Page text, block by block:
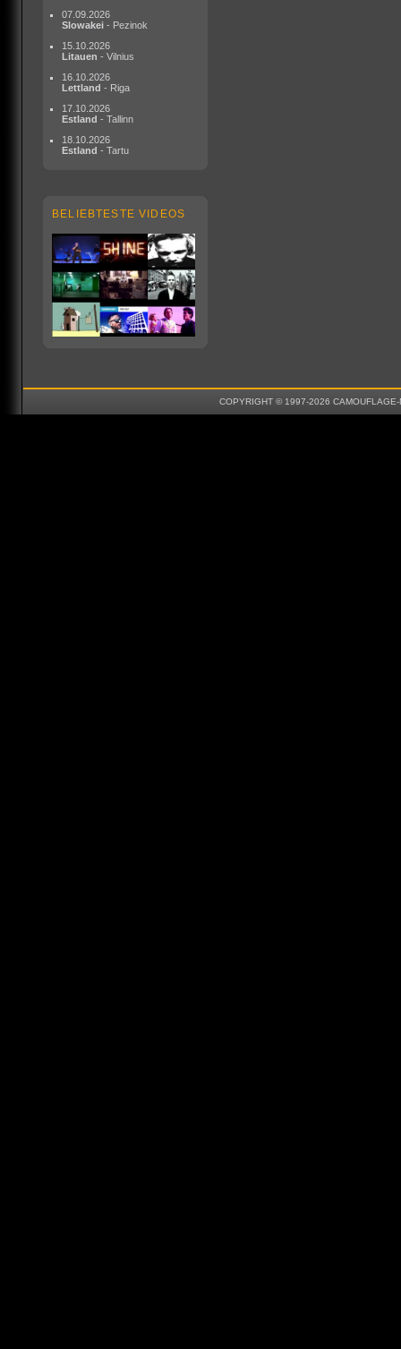
07.09.2026
Slowakei - Pezinok
15.10.2026
Litauen - Vilnius
16.10.2026
Lettland - Riga
17.10.2026
Estland - Tallinn
18.10.2026
Estland - Tartu
BELIEBTESTE VIDEOS
COPYRIGHT © 1997-2026 CAMOUFLAGE-